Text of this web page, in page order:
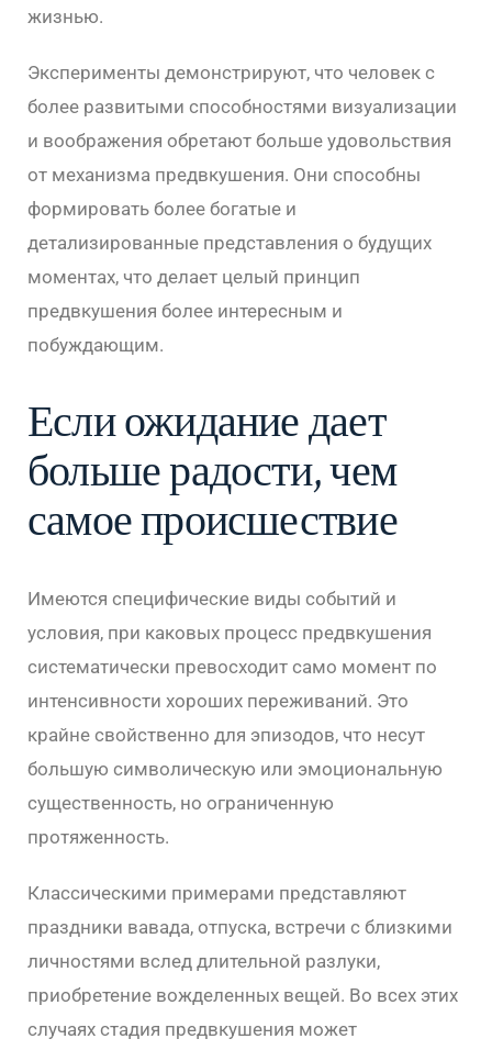
жизнью.
Эксперименты демонстрируют, что человек с
более развитыми способностями визуализации
и воображения обретают больше удовольствия
от механизма предвкушения. Они способны
формировать более богатые и
детализированные представления о будущих
моментах, что делает целый принцип
предвкушения более интересным и
побуждающим.
Если ожидание дает
больше радости, чем
самое происшествие
Имеются специфические виды событий и
условия, при каковых процесс предвкушения
систематически превосходит само момент по
интенсивности хороших переживаний. Это
крайне свойственно для эпизодов, что несут
большую символическую или эмоциональную
существенность, но ограниченную
протяженность.
Классическими примерами представляют
праздники вавада, отпуска, встречи с близкими
личностями вслед длительной разлуки,
приобретение вожделенных вещей. Во всех этих
случаях стадия предвкушения может